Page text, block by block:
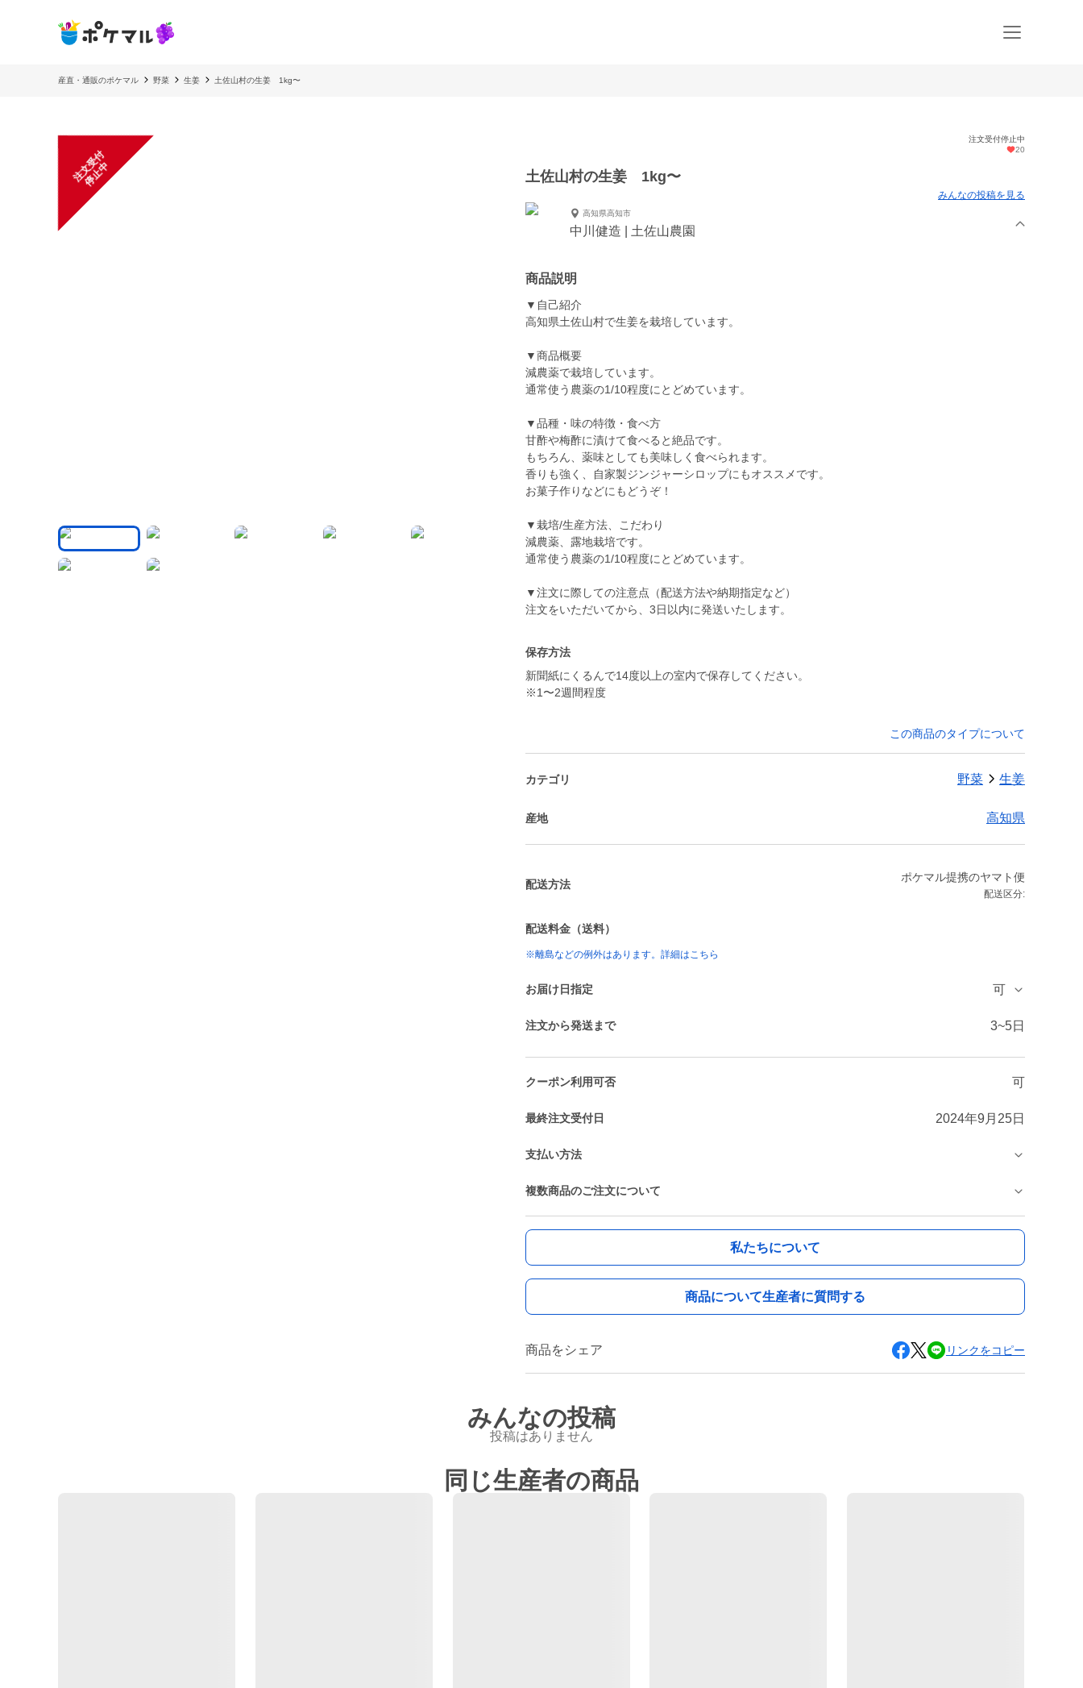
産直・通販のポケマル 野菜 生姜 土佐山村の生姜 1kg〜
注
文
受
付
停
止
中
注文受付停止中
20
土佐山村の生姜 1kg〜
みんなの投稿を見る
高知県高知市
中川健造 | 土佐山農園
商品説明
▼自己紹介
高知県土佐山村で生姜を栽培しています。
▼商品概要
減農薬で栽培しています。
通常使う農薬の1/10程度にとどめています。
▼品種・味の特徴・食べ方
甘酢や梅酢に漬けて食べると絶品です。
もちろん、薬味としても美味しく食べられます。
香りも強く、自家製ジンジャーシロップにもオススメです。
お菓子作りなどにもどうぞ！
▼栽培/生産方法、こだわり
減農薬、露地栽培です。
通常使う農薬の1/10程度にとどめています。
▼注文に際しての注意点（配送方法や納期指定など）
注文をいただいてから、3日以内に発送いたします。
保存方法
新聞紙にくるんで14度以上の室内で保存してください。
※1〜2週間程度
この商品のタイプについて
カテゴリ 野菜 生姜
産地 高知県
配送方法
ポケマル提携のヤマト便
配送区分:
配送料金（送料）
※離島などの例外はあります。詳細はこちら
お届け日指定 可
注文から発送まで 3~5日
クーポン利用可否 可
最終注文受付日 2024年9月25日
支払い方法
複数商品のご注文について
私たちについて
商品について生産者に質問する
商品をシェア リンクをコピー
みんなの投稿
投稿はありません
同じ生産者の商品